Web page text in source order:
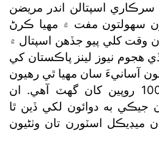
اسپتالن اندر مريضن
سهولتون مفت ۾ مهيا ڪرڻ
وقت کلي پيو جڏهن اسپتال ۾
نيوز لينز پاڪستان کي
آسانيءَ سان مهيا ٿي رهيون
آهن جن جي قيمت 100 روپين کان گھٽ آهي. ان
جيڪي به دوائون لکي ڏين ٿا
ميڊيڪل اسٽورن تان وٺڻيون